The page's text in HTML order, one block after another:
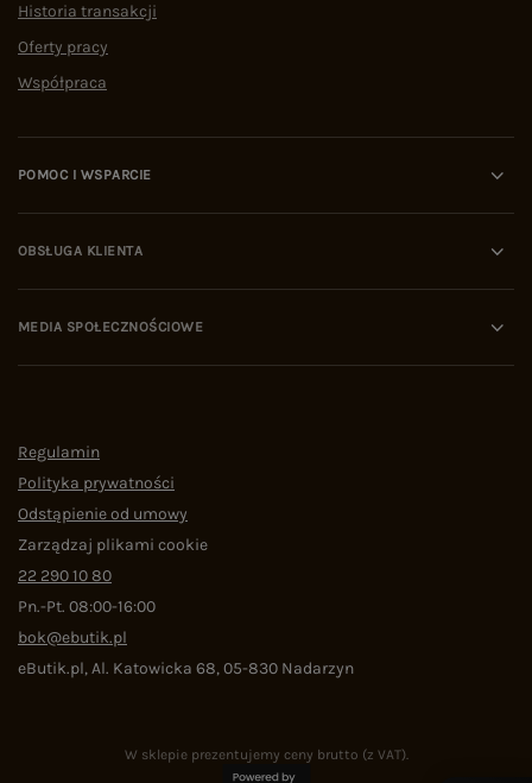
Historia transakcji
Oferty pracy
Współpraca
POMOC I WSPARCIE
OBSŁUGA KLIENTA
MEDIA SPOŁECZNOŚCIOWE
Regulamin
Polityka prywatności
Odstąpienie od umowy
Zarządzaj plikami cookie
22 290 10 80
Pn.-Pt. 08:00-16:00
bok@ebutik.pl
eButik.pl,Al. Katowicka 68,05-830 Nadarzyn
W sklepie prezentujemy ceny brutto (z VAT).